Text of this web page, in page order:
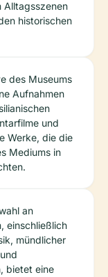
Alltagsszenen
historischen
des Museums
Aufnahmen
und
Werke, die die
Mediums in
an
einschließlich
mündlicher
bietet eine